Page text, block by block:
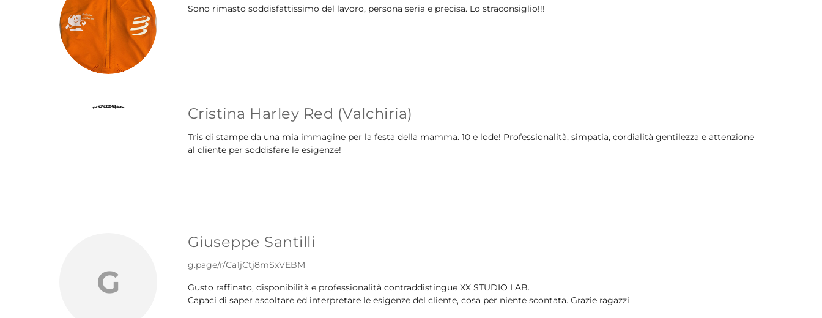
Sono rimasto soddisfattissimo del lavoro, persona seria e precisa. Lo straconsiglio!!!
Cristina Harley Red (Valchiria)
Tris di stampe da una mia immagine per la festa della mamma. 10 e lode! Professionalità, simpatia, cordialità gentilezza e attenzione
al cliente per soddisfare le esigenze!
G
Giuseppe Santilli
g.page/r/Ca1jCtj8mSxVEBM
Gusto raffinato, disponibilità e professionalità contraddistingue XX STUDIO LAB.
Capaci di saper ascoltare ed interpretare le esigenze del cliente, cosa per niente scontata. Grazie ragazzi